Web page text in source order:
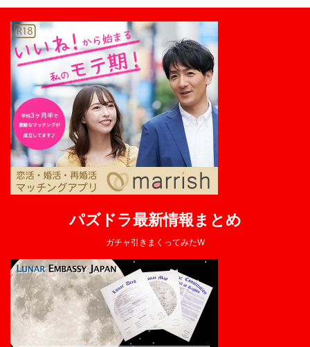
パズドラ最新情報まとめ
ガチャ引きまくってみたW